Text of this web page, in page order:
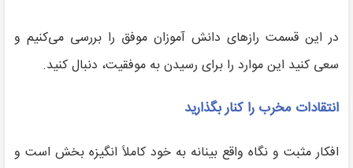
در این قسمت رازهای دانش آموزان موفق را بررسی می‌کنیم و
سعی کنید این موارد را برای رسیدن به موفقیت، دنبال کنید.
انتقادات مخرب را کنار بگذارید
افکار مثبت و نگاه واقع بینانه به خود کاملاً انگیزه بخش است و